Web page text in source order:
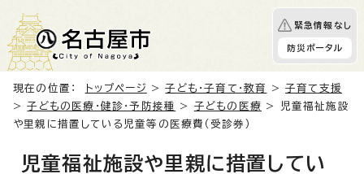
緊急情報なし
防災ポータル
現在の位置： トップページ >子ども・子育て・教育 >子育て支援
>子どもの医療・健診・予防接種 > 子どもの医療 > 児童福祉施設
や里親に措置している児童等の医療費（受診券）
児童福祉施設や里親に措置してい